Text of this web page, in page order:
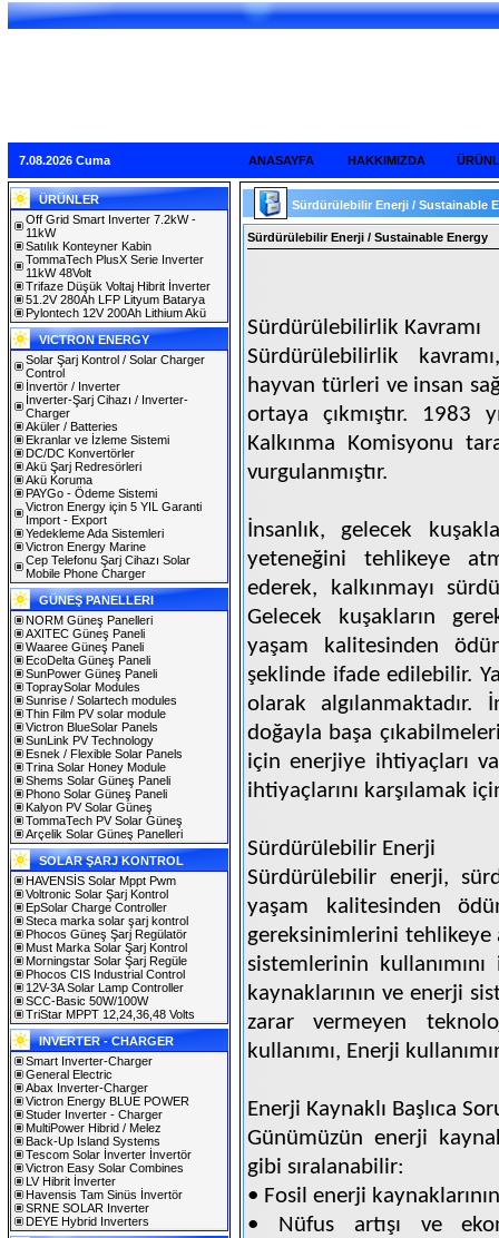
7.08.2026 Cuma ANASAYFA HAKKIMIZDA
ÜRÜNLER
Off Grid Smart Inverter 7.2kW -
11kW
Satılık Konteyner Kabin
TommaTech PlusX Serie Inverter
11kW 48Volt
Trifaze Düşük Voltaj Hibrit İnverter
51.2V 280Ah LFP Lityum Batarya
Pylontech 12V 200Ah Lithium Akü
VICTRON ENERGY
Solar Şarj Kontrol / Solar Charger
Control
İnvertör / Inverter
İnverter-Şarj Cihazı / Inverter-
Charger
Aküler / Batteries
Ekranlar ve İzleme Sistemi
DC/DC Konvertörler
Akü Şarj Redresörleri
Akü Koruma
PAYGo - Ödeme Sistemi
Victron Energy için 5 YIL Garanti
Import - Export
Yedekleme Ada Sistemleri
Victron Energy Marine
Cep Telefonu Şarj Cihazı Solar
Mobile Phone Charger
GÜNEŞ PANELLERI
NORM Güneş Panelleri
AXITEC Güneş Paneli
Waaree Güneş Paneli
EcoDelta Güneş Paneli
SunPower Güneş Paneli
TopraySolar Modules
Sunrise / Solartech modules
Thin Film PV solar module
Victron BlueSolar Panels
SunLink PV Technology
Esnek / Flexible Solar Panels
Trina Solar Honey Module
Shems Solar Güneş Paneli
Phono Solar Güneş Paneli
Kalyon PV Solar Güneş
TommaTech PV Solar Güneş
Arçelik Solar Güneş Panelleri
SOLAR ŞARJ KONTROL
HAVENSİS Solar Mppt Pwm
Voltronic Solar Şarj Kontrol
EpSolar Charge Controller
Steca marka solar şarj kontrol
Phocos Güneş Şarj Regülatör
Must Marka Solar Şarj Kontrol
Morningstar Solar Şarj Regüle
Phocos CIS Industrial Control
12V-3A Solar Lamp Controller
SCC-Basic 50W/100W
TriStar MPPT 12,24,36,48 Volts
INVERTER - CHARGER
Smart Inverter-Charger
General Electric
Abax Inverter-Charger
Victron Energy BLUE POWER
Studer Inverter - Charger
MultiPower Hibrid / Melez
Back-Up Island Systems
Tescom Solar İnverter İnvertör
Victron Easy Solar Combines
LV Hibrit İnverter
Havensis Tam Sinüs İnvertör
SRNE SOLAR Inverter
DEYE Hybrid Inverters
Sürdürülebilir Enerji / Sustainable
Sürdürülebilir Enerji / Sustainable Energy
Sürdürülebilirlik Kavramı
Sürdürülebilirlik
hayvan türleri ve insan
ortaya çıkmıştır. 1983
Kalkınma Komisyonu
vurgulanmıştır.
İnsanlık, gelecek
yeteneğini tehlikeye
ederek, kalkınmayı
Gelecek kuşakların
yaşam kalitesinden
şeklinde ifade edilebilir.
olarak algılanmaktadır.
doğayla başa
için enerjiye ihtiyaçları
ihtiyaçlarını karşılamak
Sürdürülebilir Enerji
Sürdürülebilir enerji,
yaşam kalitesinden
gereksinimlerini tehlikeye
sistemlerinin
kaynaklarının ve enerji
zarar vermeyen
kullanımı, Enerji
Enerji Kaynaklı Başlıca
Günümüzün enerji
gibi sıralanabilir:
• Fosil enerji
• Nüfus artışı ve